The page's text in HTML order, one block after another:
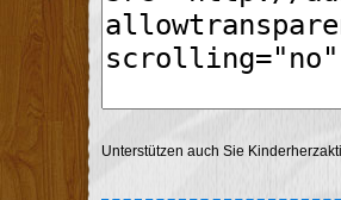
Unterstützen auch Sie